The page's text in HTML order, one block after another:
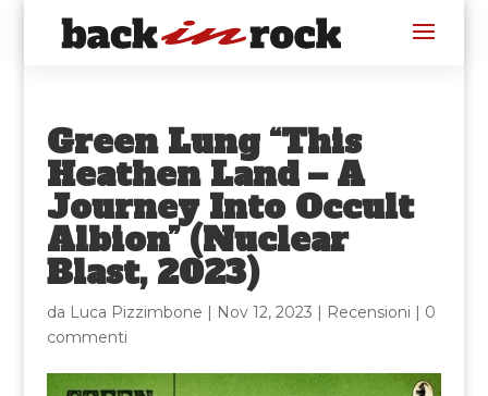
Green Lung “This
Heathen Land – A
Journey Into Occult
Albion” (Nuclear
Blast, 2023)
da Luca Pizzimbone | Nov 12, 2023 | Recensioni | 0
commenti